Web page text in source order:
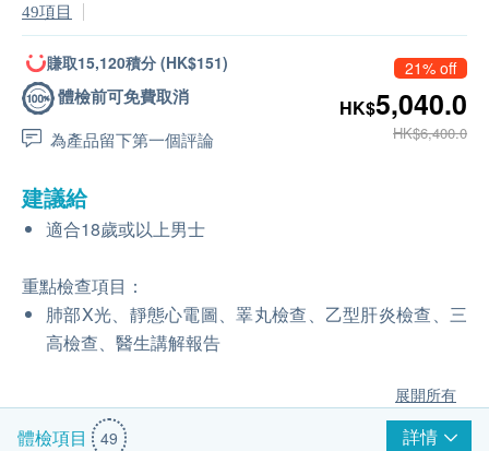
49項目
賺取15,120積分 (HK$151)
體檢前可免費取消
為產品留下第一個評論
21% off
HK$5,040.0
HK$6,400.0
建議給
適合18歲或以上男士
重點檢查項目：
肺部X光、靜態心電圖、睪丸檢查、乙型肝炎檢查、三
高檢查、醫生講解報告
展開所有
體檢項目 49 詳情